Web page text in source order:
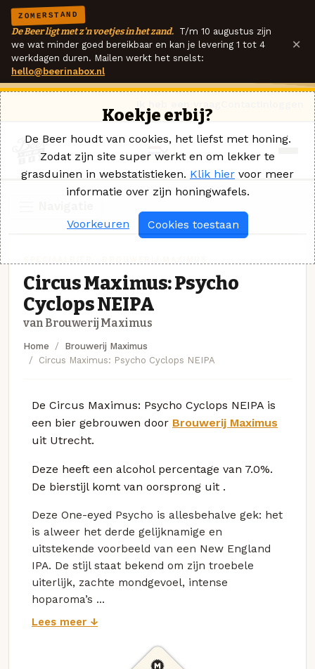
ZOMERSTAND
De Beer ligt met z'n voetjes in het zand. T/m 10 augustus zijn
we wat minder goed bereikbaar en kan je levering 1 tot 4
werkdagen duren. Mailen werkt het snelst:
hello@beerinabox.nl
×
Circus Maximus: Psycho
Cyclops NEIPA
van Brouwerij Maximus
Home
Brouwerij Maximus
Circus Maximus: Psycho Cyclops NEIPA
De Circus Maximus: Psycho Cyclops NEIPA is
een bier gebrouwen door Brouwerij Maximus
uit Utrecht.
Deze heeft een alcohol percentage van 7.0%.
De bierstijl komt van oorsprong uit .
Deze One-eyed Psycho is allesbehalve gek: het
is alweer het derde gelijknamige en
uitstekende voorbeeld van een New England
IPA. De stijl staat bekend om zijn troebele
uiterlijk, zachte mondgevoel, intense
hoparoma’s ...
Lees meer ↓
Koekje erbij?
De Beer houdt van cookies, het liefst met honing.
Zodat zijn site super werkt en om lekker te
grasduinen in webstatistieken. Klik hier voor meer
informatie over zijn honingwafels.
Voorkeuren Cookies toestaan